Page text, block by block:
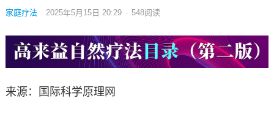
家庭疗法 2025年5月15日 20:29 · 548阅读
来源：国际科学原理网